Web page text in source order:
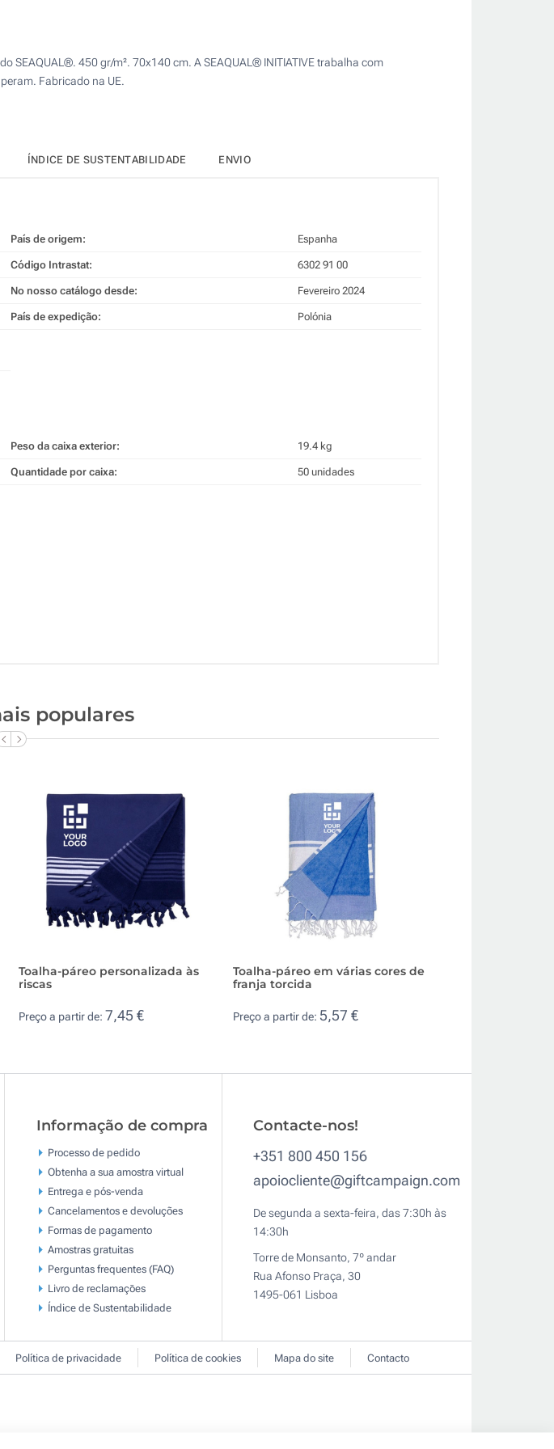
450 gr/m². 70x140 cm. A SEAQUAL® INITIATIVE trabalha com
Fabricado na UE.
ÍNDICE DE SUSTENTABILIDADE ENVIO
País de origem: Espanha
Código Intrastat: 6302 91 00
No nosso catálogo desde: Fevereiro 2024
País de expedição: Polónia
Peso da caixa exterior: 19.4 kg
Quantidade por caixa: 50 unidades
populares
Toalha-páreo personalizada às
riscas
Preço a partir de: 7,45 €
Toalha-páreo em várias cores de
franja torcida
Preço a partir de: 5,57 €
Informação de compra
Processo de pedido
Obtenha a sua amostra virtual
Entrega e pós-venda
Cancelamentos e devoluções
Formas de pagamento
Amostras gratuitas
Perguntas frequentes (FAQ)
Livro de reclamaçōes
Índice de Sustentabilidade
Contacte-nos!
+351 800 450 156
apoiocliente@giftcampaign.com
De segunda a sexta-feira, das 7:30h às
14:30h
Torre de Monsanto, 7º andar
Rua Afonso Praça, 30
1495-061 Lisboa
Política de privacidade Política de cookies Mapa do site Contacto